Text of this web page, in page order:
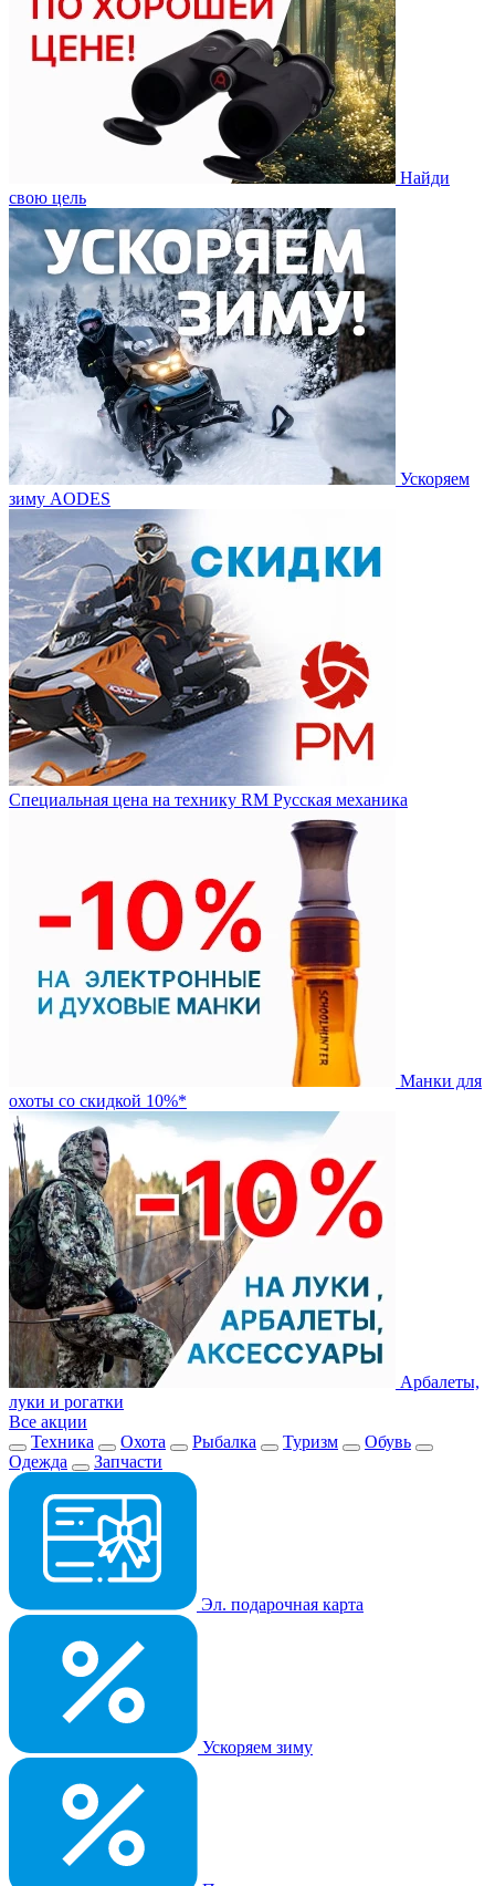
Найди
свою цель
Ускоряем
зиму AODES
Специальная цена на технику RM Русская механика
Манки для
охоты со скидкой 10%*
Арбалеты,
луки и рогатки
Все акции
Техника
Охота Рыбалка Туризм
Обувь
Одежда
Запчасти
Эл. подарочная карта
Ускоряем зиму